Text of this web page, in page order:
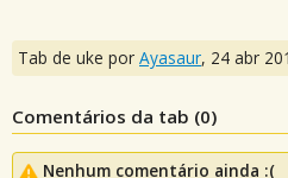
Tab de uke por Ayasaur, 24 abr
Comentários da tab (0)
Nenhum comentário ainda :(